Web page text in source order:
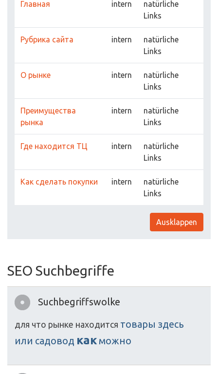
Главная intern
natürliche
Links
Рубрика сайта intern
natürliche
Links
О рынке intern
natürliche
Links
Преимущества
рынка
intern
natürliche
Links
Где находится ТЦ intern
natürliche
Links
Как сделать покупки intern
natürliche
Links
Ausklappen
SEO Suchbegriffe
Suchbegriffswolke
для что рынке находится товары здесь
или садовод как можно